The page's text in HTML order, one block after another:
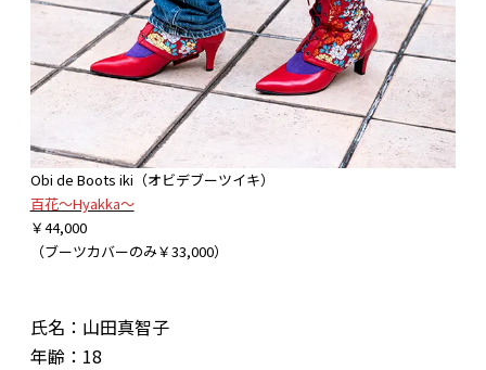
Obi de Boots iki（オビデブーツイキ）
百花〜Hyakka〜
￥44,000
（ブーツカバーのみ￥33,000）
氏名：山田真智子
年齢：18